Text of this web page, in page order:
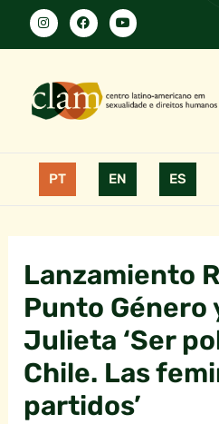
PT EN ES
Lanzamiento
Punto Género
Julieta ‘Ser
Chile. Las
partidos’